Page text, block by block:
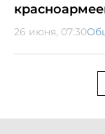
26 июня, 07:30